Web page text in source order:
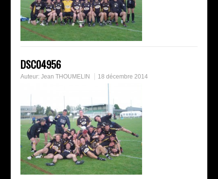
DSC04956
Auteur:Jean THOUMELIN 18 décembre 2014